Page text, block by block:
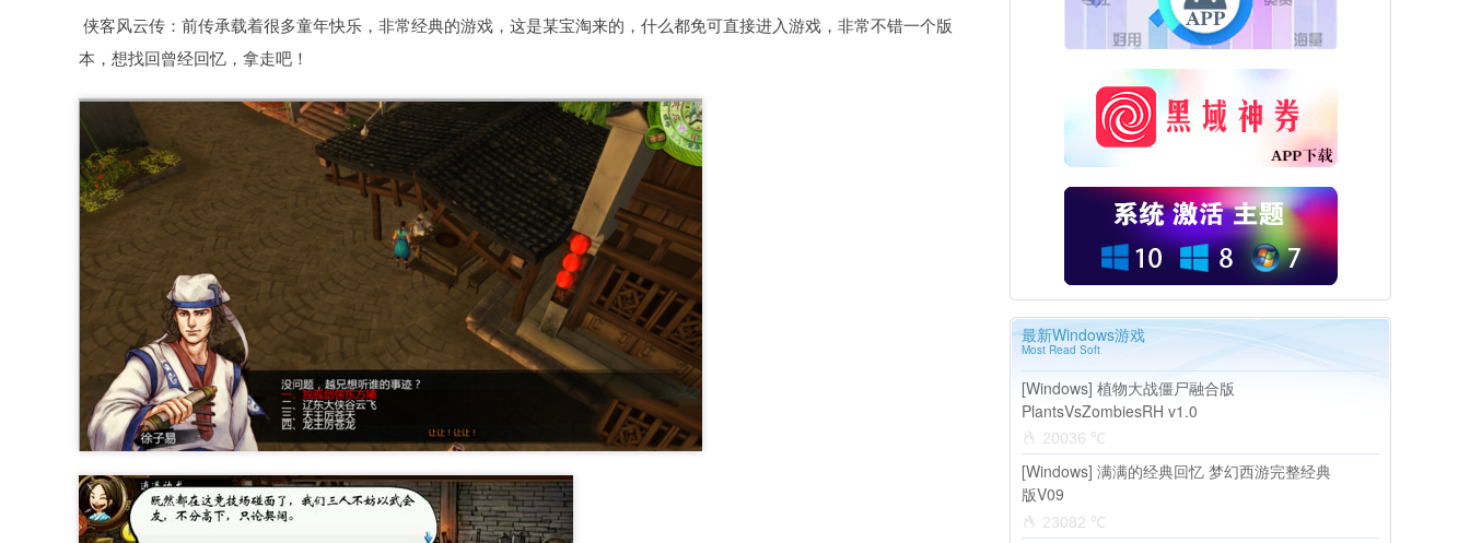
侠客风云传：前传承载着很多童年快乐，非常经典的游戏，这是某宝淘来的，什么都免可直接进入游戏，非常不错一个版
本，想找回曾经回忆，拿走吧！
最新Windows游戏
Most Read Soft
[Windows] 植物大战僵尸融合版
PlantsVsZombiesRH v1.0
20036 ℃
[Windows] 满满的经典回忆 梦幻西游完整经典
版V09
23082 ℃